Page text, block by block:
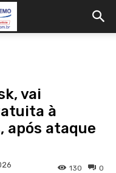
vai
à
após ataque
0
130